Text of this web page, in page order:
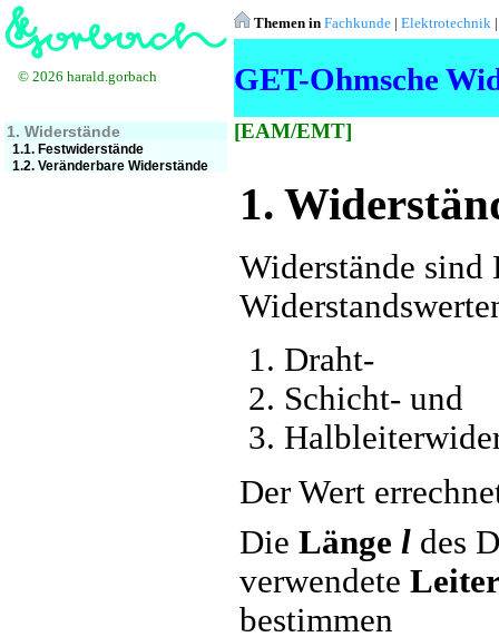
Themen in Fachkunde | Elektrotechnik
GET-Ohmsche
[EAM/EMT]
© 2026 harald.gorbach
1. Widerstände
1.1. Festwiderstände
1.2. Veränderbare Widerstände
1.
Widerstände sind
Draht-
Schicht- und
Der Wert
Die Länge l des
verwendete
bestimmen